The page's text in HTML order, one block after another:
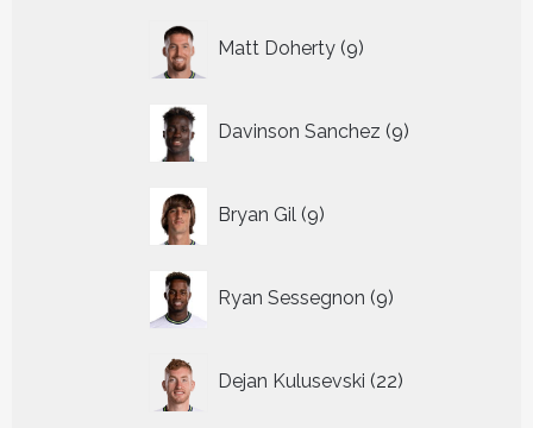
Matt Doherty 9
producten
Davinson Sanchez 9
producten
Bryan Gil 9
producten
Ryan Sessegnon 9
producten
Dejan Kulusevski 22
producten